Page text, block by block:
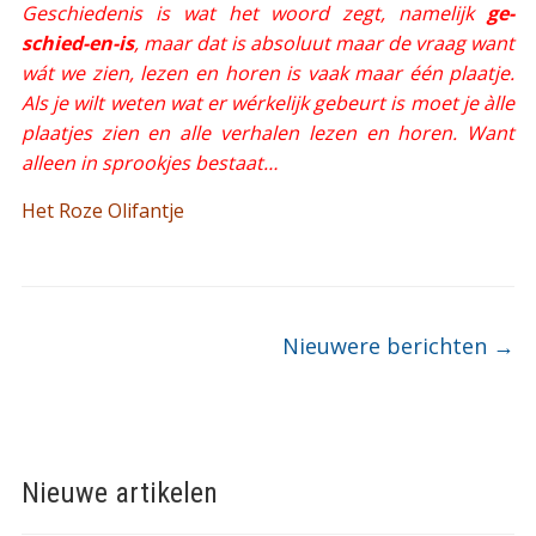
Geschiedenis is wat het woord zegt, namelijk ge-
schied-en-is, maar dat is absoluut maar de vraag want
wát we zien, lezen en horen is vaak maar één plaatje.
Als je wilt weten wat er wérkelijk gebeurt is moet je àlle
plaatjes zien en alle verhalen lezen en horen. Want
alleen in sprookjes bestaat…
Het Roze Olifantje
Nieuwere berichten →
Nieuwe artikelen